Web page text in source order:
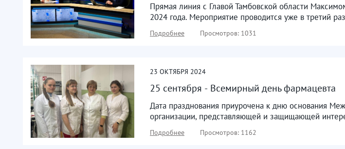
Прямая линия с Главой Тамбовской области
2024 года. Мероприятие проводится уже в третий
Подробнее Просмотров: 1031
23 ОКТЯБРЯ 2024
25 сентября - Всемирный день фармацевта
Дата празднования приурочена к дню основания
организации, представляющей и защищающей
Подробнее Просмотров: 1162